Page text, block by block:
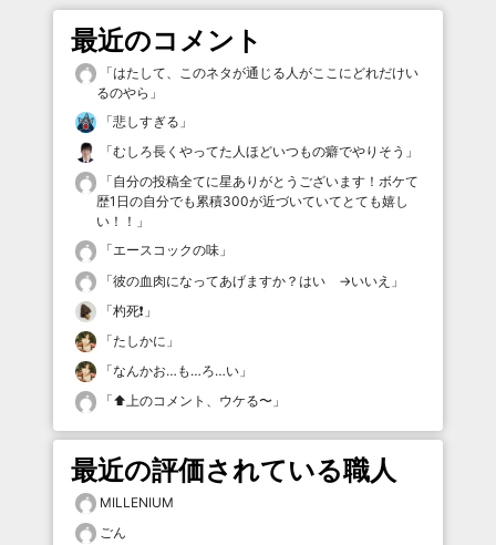
最近のコメント
「はたして、このネタが通じる人がここにどれだけい
るのやら 」
「悲しすぎる 」
「むしろ長くやってた人ほどいつもの癖でやりそう 」
「自分の投稿全てに星ありがとうございます！ボケて
歴1日の自分でも累積300が近づいていてとても嬉し
い！！ 」
「エースコックの味 」
「彼の血肉になってあげますか？はい →いいえ 」
「杓死❗️ 」
「たしかに 」
「なんかお…も…ろ…い 」
「⬆️上のコメント、ウケる〜 」
最近の評価されている職人
MILLENIUM
ごん